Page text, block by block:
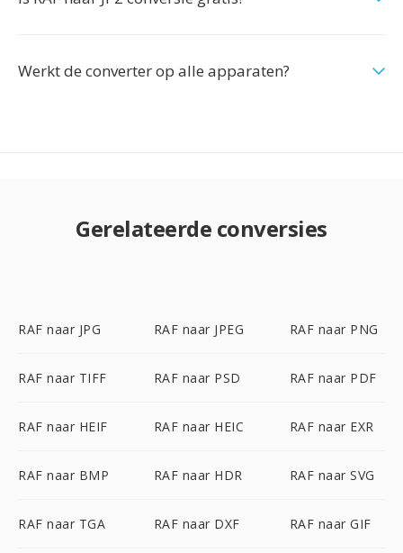
Werkt de converter op alle apparaten?
Gerelateerde conversies
RAF naar JPG RAF naar JPEG RAF naar PNG
RAF naar TIFF RAF naar PSD RAF naar PDF
RAF naar HEIF RAF naar HEIC RAF naar EXR
RAF naar BMP RAF naar HDR RAF naar SVG
RAF naar TGA RAF naar DXF RAF naar GIF